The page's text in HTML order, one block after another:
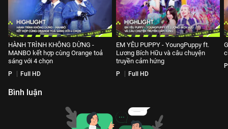
HÀNH TRÌNH KHÔNG DỪNG -
MANBO kết hợp cùng Orange toả
sáng với 4 chọn
P Full HD
EM YÊU PUPPY - YoungPuppy ft.
Lương Bích Hữu và câu chuyện
truyền cảm hứng
P Full HD
P
Bình luận